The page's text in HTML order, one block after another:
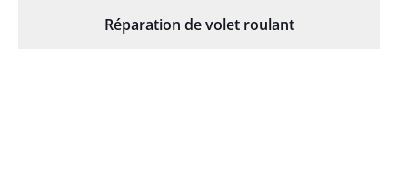
Réparation de volet roulant